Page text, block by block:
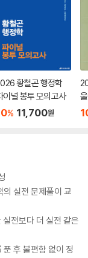
황철곤 행정학
이널 봉투 모의고사
% 11,700원
의 실전 문제풀이 교
전보다 더 실전 같은
후 불편함 없이 정